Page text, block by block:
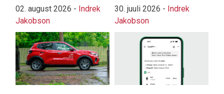
02. august 2026 - Indrek
Jakobson
30. juuli 2026 - Indrek
Jakobson